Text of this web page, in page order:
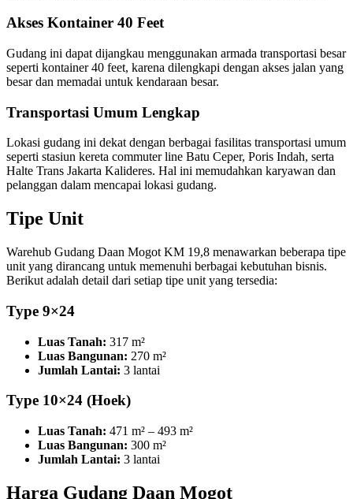
Akses Kontainer 40 Feet
Gudang ini dapat dijangkau menggunakan armada transportasi besar
seperti kontainer 40 feet, karena dilengkapi dengan akses jalan yang
besar dan memadai untuk kendaraan besar.
Transportasi Umum Lengkap
Lokasi gudang ini dekat dengan berbagai fasilitas transportasi umum
seperti stasiun kereta commuter line Batu Ceper, Poris Indah, serta
Halte Trans Jakarta Kalideres. Hal ini memudahkan karyawan dan
pelanggan dalam mencapai lokasi gudang.
Tipe Unit
Warehub Gudang Daan Mogot KM 19,8 menawarkan beberapa tipe
unit yang dirancang untuk memenuhi berbagai kebutuhan bisnis.
Berikut adalah detail dari setiap tipe unit yang tersedia:
Type 9×24
Luas Tanah: 317 m²
Luas Bangunan: 270 m²
Jumlah Lantai: 3 lantai
Type 10×24 (Hoek)
Luas Tanah: 471 m² – 493 m²
Luas Bangunan: 300 m²
Jumlah Lantai: 3 lantai
Harga Gudang Daan Mogot